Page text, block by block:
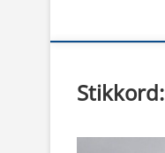
Stikkord: